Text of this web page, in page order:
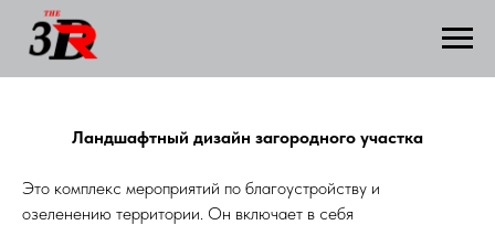
Ландшафтный дизайн загородного участка
Это комплекс мероприятий по благоустройству и
озеленению территории. Он включает в себя